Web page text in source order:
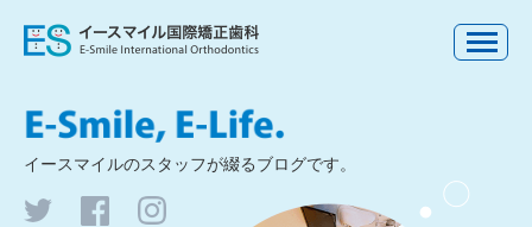
イースマイルのスタッフが綴るブログです。